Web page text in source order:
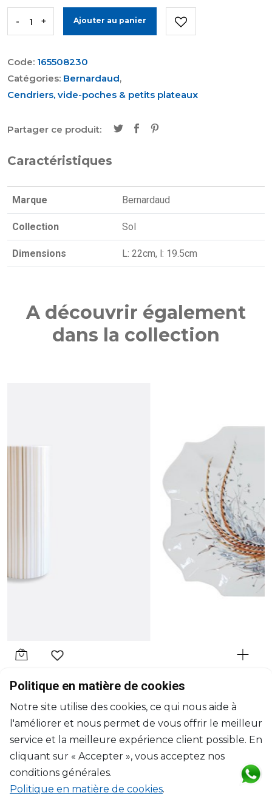
- + Ajouter au panier
Code: 165508230
Catégories: Bernardaud,
Cendriers, vide-poches & petits plateaux
Partager ce produit:
Caractéristiques
Marque Bernardaud
Collection Sol
Dimensions L: 22cm, l: 19.5cm
A découvrir également
dans la collection
GIEN
Plat de service
L: 45cm, l: 36cm
$344
Politique en matière de cookies
Notre site utilise des cookies, ce qui nous aide à
l'améliorer et nous permet de vous offrir le meilleur
service et la meilleure expérience client possible. En
cliquant sur « Accepter », vous acceptez nos
conditions générales.
Politique en matière de cookies.